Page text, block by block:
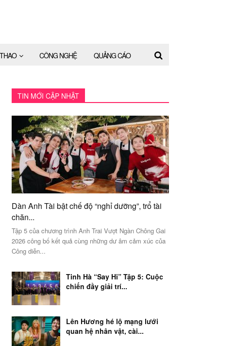
CÔNG NGHỆ QUẢNG CÁO
TIN MỚI CẬP NHẬT
Dàn Anh Tài bật chế độ “nghỉ dưỡng”, trổ tài
chăn...
Tập 5 của chương trình Anh Trai Vượt Ngàn Chông Gai
2026 công bố kết quả cùng những dư âm cảm xúc của
Công diễn...
Tinh Hà “Say Hi” Tập 5: Cuộc
chiến đầy giải trí...
Lên Hương hé lộ mạng lưới
quan hệ nhân vật, cài...